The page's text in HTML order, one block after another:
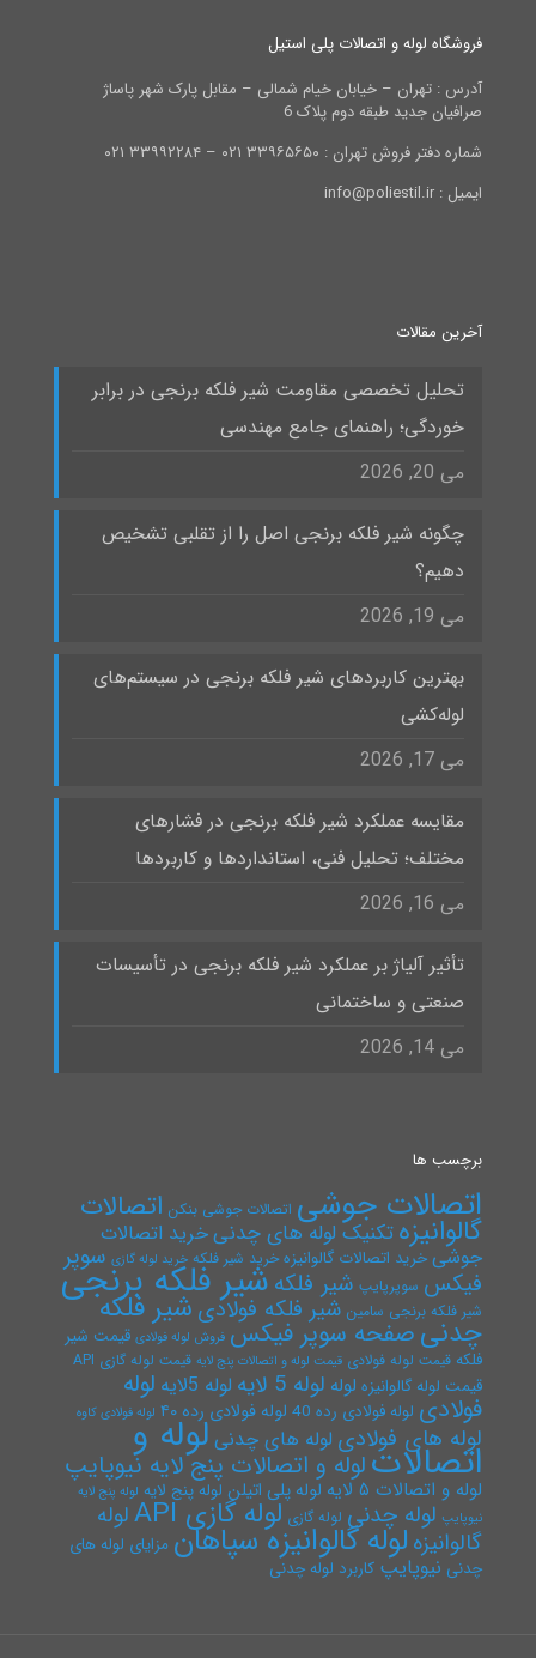
فروشگاه لوله و اتصالات پلی استیل
آدرس : تهران – خیابان خیام شمالی – مقابل پارک شهر پاساژ
صرافیان جدید طبقه دوم پلاک 6
شماره دفتر فروش تهران : ۳۳۹۶۵۶۵۰ ۰۲۱ – ۳۳۹۹۲۲۸۴ ۰۲۱
ایمیل : info@poliestil.ir
آخرین مقالات
تحلیل تخصصی مقاومت شیر فلکه برنجی در برابر
خوردگی؛ راهنمای جامع مهندسی
می 20, 2026
چگونه شیر فلکه برنجی اصل را از تقلبی تشخیص
دهیم؟
می 19, 2026
بهترین کاربردهای شیر فلکه برنجی در سیستم‌های
لوله‌کشی
می 17, 2026
مقایسه عملکرد شیر فلکه برنجی در فشارهای
مختلف؛ تحلیل فنی، استانداردها و کاربردها
می 16, 2026
تأثیر آلیاژ بر عملکرد شیر فلکه برنجی در تأسیسات
صنعتی و ساختمانی
می 14, 2026
برچسب ها
اتصالات جوشی اتصالات جوشی بنکن اتصالات
گالوانیزهتکنیک لوله های چدنیخرید اتصالات
جوشیخرید اتصالات گالوانیزه خرید شیر فلکه خرید لوله گازی سوپر
فیکس سوپرپایپ شیر فلکه شیر فلکه برنجی
شیر فلکه برنجی سامین شیر فلکه فولادی شیر فلکه
چدنیصفحه سوپر فیکس فروش لوله فولادی قیمت شیر
فلکه قیمت لوله فولادی قیمت لوله و اتصالات پنج لایه قیمت لوله گازی API
قیمت لوله گالوانیزه لوله لوله 5 لایه لوله 5لایه لوله
فولادی لوله فولادی رده 40 لوله فولادی رده ۴۰ لوله فولادی کاوه
لوله های فولادی لوله های چدنی لوله و اتصالاتلوله و اتصالات پنج لایه نیوپایپ
لوله و اتصالات ۵ لایه لوله پلی اتیلن لوله پنج لایه لوله پنج لایه
نیوپایپ لوله چدنی لوله گازی لوله گازی API لوله
گالوانیزه لوله گالوانیزه سپاهان مزایای لوله های
چدنی نیوپایپ کاربرد لوله چدنی